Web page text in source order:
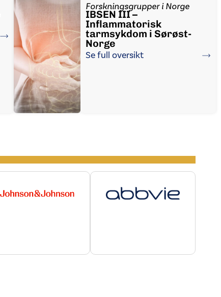
Forskningsgrupper i Norge
IBSEN III –
Inflammatorisk
tarmsykdom i Sørøst-
Norge
Se full oversikt